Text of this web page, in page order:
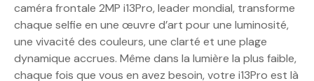
caméra frontale 2MP i13Pro, leader mondial, transforme
chaque selfie en une œuvre d’art pour une luminosité,
une vivacité des couleurs, une clarté et une plage
dynamique accrues. Même dans la lumière la plus faible,
chaque fois que vous en avez besoin, votre i13Pro est là